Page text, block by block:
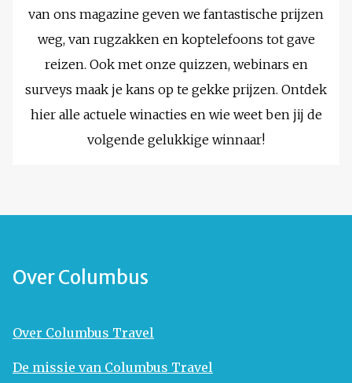
van ons magazine geven we fantastische prijzen
weg, van rugzakken en koptelefoons tot gave
reizen. Ook met onze quizzen, webinars en
surveys maak je kans op te gekke prijzen. Ontdek
hier alle actuele winacties en wie weet ben jij de
volgende gelukkige winnaar!
Over Columbus
Over Columbus Travel
De missie van Columbus Travel